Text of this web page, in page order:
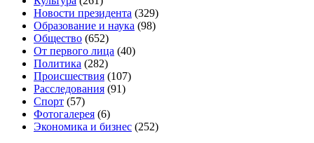
Новости президента (329)
Образование и наука (98)
Общество (652)
От первого лица (40)
Политика (282)
Происшествия (107)
Расследования (91)
Спорт (57)
Фотогалерея (6)
Экономика и бизнес (252)